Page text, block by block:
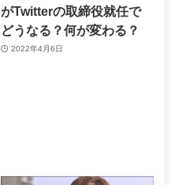
がTwitterの取締役就任で
どうなる？何が変わる？
2022年4月6日